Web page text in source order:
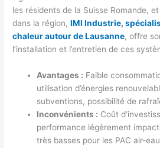
les résidents de la Suisse Romande,
dans la région,IMI Industrie,
chaleur autour de Lausanne, offre
l’installation et l’entretien de ces
Avantages : Faible
utilisation d’énergies
subventions, possibilité de
Inconvénients : Coût
performance légèrement
très basses pour les PAC air-